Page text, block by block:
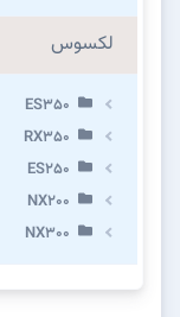
لکسوس
ES350
RX350
ES250
NX200
NX300